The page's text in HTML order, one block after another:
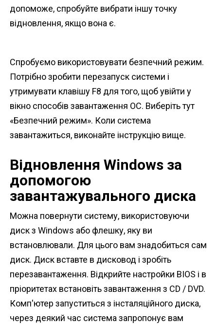
допоможе, спробуйте вибрати іншу точку
відновлення, якщо вона є.
Спробуємо використовувати безпечний режим.
Потрібно зробити перезапуск системи і
утримувати клавішу F8 для того, щоб увійти у
вікно способів завантаження ОС. Виберіть тут
«Безпечний режим». Коли система
завантажиться, виконайте інструкцію вище.
Відновлення Windows за
допомогою
завантажувального диска
Можна повернути систему, використовуючи
диск з Windows або флешку, яку ви
встановлювали. Для цього вам знадобиться сам
диск. Диск вставте в дисковод і зробіть
перезавантаження. Відкрийте настройки BIOS і в
пріоритетах встановіть завантаження з CD / DVD.
Комп'ютер запуститься з інсталяційного диска,
через деякий час система запропонує вам